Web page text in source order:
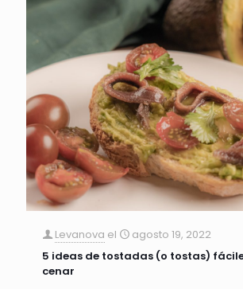
Levanova el
agosto 19, 2022
5 ideas de tostadas (o tostas)
cenar